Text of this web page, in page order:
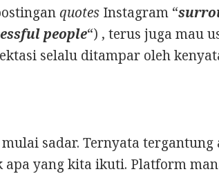
quotes Instagram “
people“) , terus juga mau
selalu ditampar oleh
sadar. Ternyata
apa yang kita ikuti. Platform